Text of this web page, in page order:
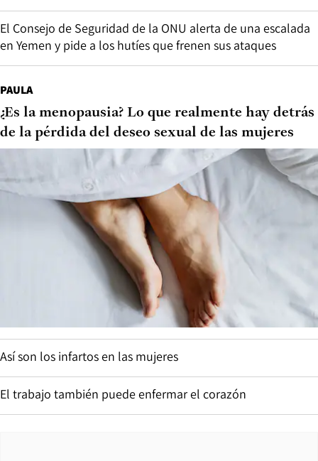
El Consejo de Seguridad de la ONU alerta de una escalada
en Yemen y pide a los hutíes que frenen sus ataques
PAULA
¿Es la menopausia? Lo que realmente hay detrás
de la pérdida del deseo sexual de las mujeres
Así son los infartos en las mujeres
El trabajo también puede enfermar el corazón